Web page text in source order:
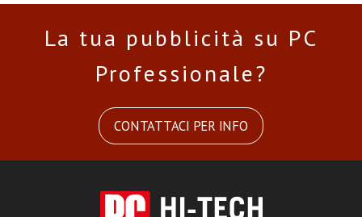
La tua pubblicità su PC
Professionale?
CONTATTACI PER INFO